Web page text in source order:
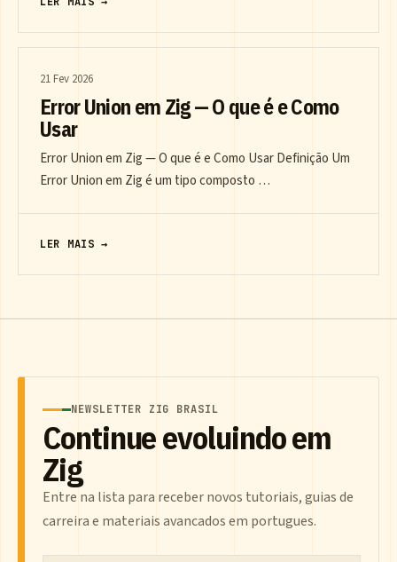
21 Fev 2026
Error Union em Zig — O que é e Como
Usar
Error Union em Zig — O que é e Como Usar Definição Um
Error Union em Zig é um tipo composto …
LER MAIS →
NEWSLETTER ZIG BRASIL
Continue evoluindo em
Zig
Entre na lista para receber novos tutoriais, guias de
carreira e materiais avancados em portugues.